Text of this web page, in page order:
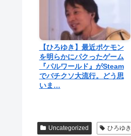
【ひろゆき】最近ポケモン
を明らかにパクったゲーム
『パルワールド』がSteam
でバチクソ大流行。どう思
いま…
Uncategorized ひろゆき